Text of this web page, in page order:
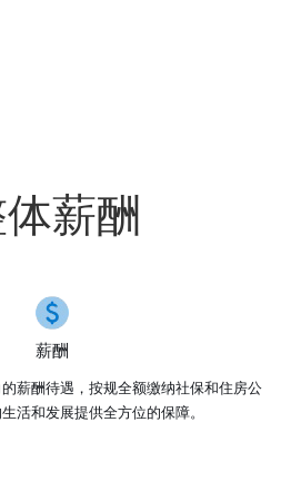
薪酬
薪酬
薪酬待遇，按规全额缴纳社保和住房公
活和发展提供全方位的保障。